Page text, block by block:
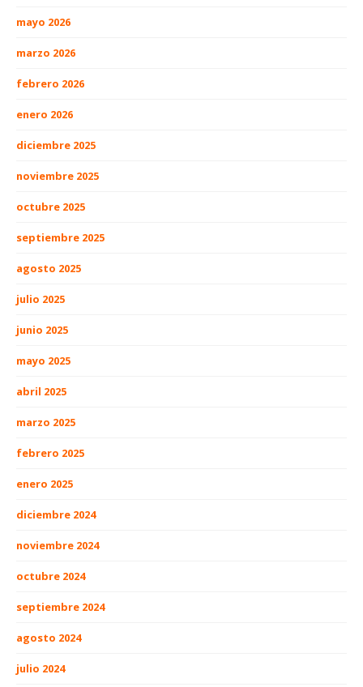
mayo 2026
marzo 2026
febrero 2026
enero 2026
diciembre 2025
noviembre 2025
octubre 2025
septiembre 2025
agosto 2025
julio 2025
junio 2025
mayo 2025
abril 2025
marzo 2025
febrero 2025
enero 2025
diciembre 2024
noviembre 2024
octubre 2024
septiembre 2024
agosto 2024
julio 2024